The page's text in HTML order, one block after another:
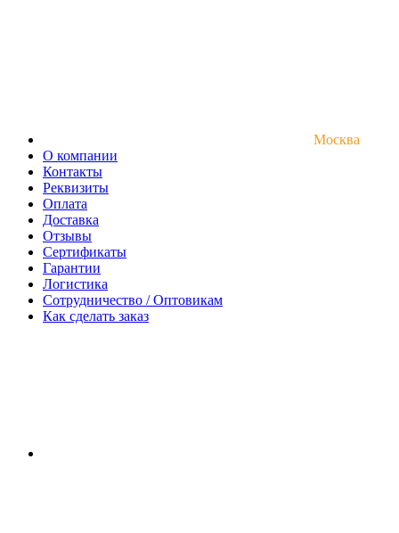
Москва
О компании
Контакты
Реквизиты
Оплата
Доставка
Отзывы
Сертификаты
Гарантии
Логистика
Сотрудничество / Оптовикам
Как сделать заказ